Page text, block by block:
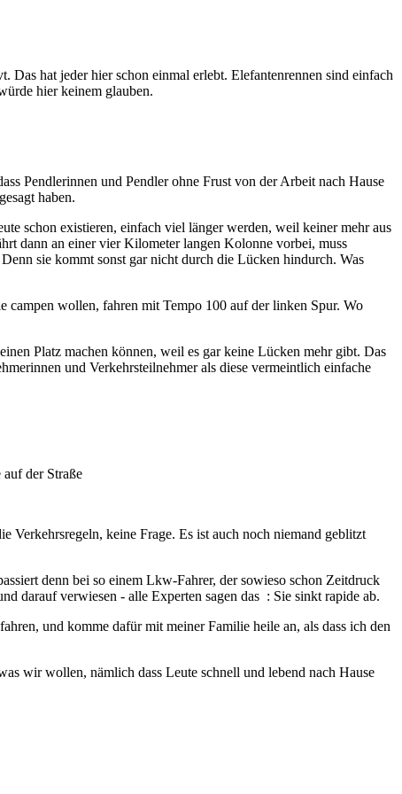
Das hat jeder hier schon einmal erlebt. Elefantenrennen sind einfach
hier keinem glauben.
Pendlerinnen und Pendler ohne Frust von der Arbeit nach Hause
haben.
schon existieren, einfach viel länger werden, weil keiner mehr aus
dann an einer vier Kilometer langen Kolonne vorbei, muss
sie kommt sonst gar nicht durch die Lücken hindurch. Was
campen wollen, fahren mit Tempo 100 auf der linken Spur. Wo
Platz machen können, weil es gar keine Lücken mehr gibt. Das
und Verkehrsteilnehmer als diese vermeintlich einfache
der Straße
Verkehrsregeln, keine Frage. Es ist auch noch niemand geblitzt
denn bei so einem Lkw-Fahrer, der sowieso schon Zeitdruck
darauf verwiesen - alle Experten sagen das : Sie sinkt rapide ab.
und komme dafür mit meiner Familie heile an, als dass ich den
wir wollen, nämlich dass Leute schnell und lebend nach Hause